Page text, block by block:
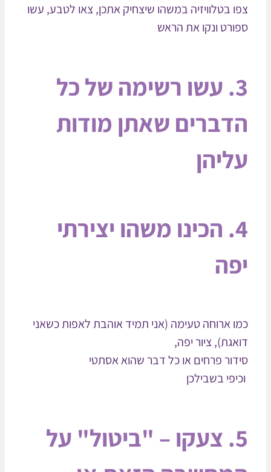
בטלוויזיה במשהו שיצחיק אתכן, צאו לטבע, עשו
ונקו את הראש
3. עשו רשימה של כל
שאתן מודות
4. הכינו משהו יצירתי
ארוחה טעימה (אני תמיד אוהבת לאפות כשאני
ציור יפה,
פרחים או כל דבר שהוא אסתטי
בשבילכן
5. צעקו – "ביטול" על